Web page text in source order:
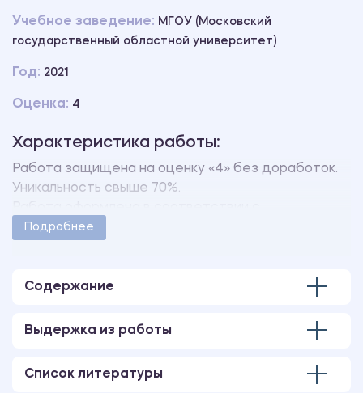
Учебное заведение: МГОУ (Московский
государственный областной университет)
Год: 2021
Оценка: 4
Характеристика работы:
Работа защищена на оценку «4» без доработок.
Уникальность свыше 70%.
методическими указаниями учебного заведения.
приложение:
Подробнее
Содержание
Выдержка из работы
Список литературы